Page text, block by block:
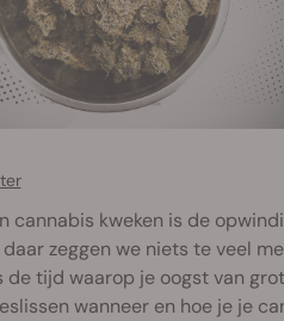
cannabis kweken is de
daar zeggen we niets te veel
de tijd waarop je oogst van
wanneer en hoe je je